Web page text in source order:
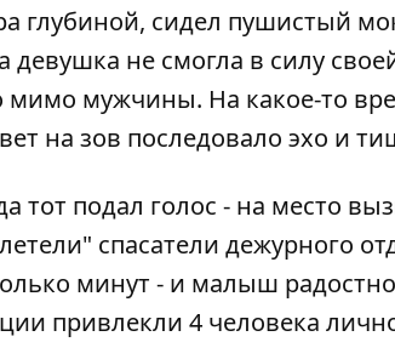
глубиной, сидел пушистый
не смогла в силу
мимо мужчины. На какое-то
на зов последовало эхо и
подал голос - на место
спасатели дежурного
минут - и малыш
привлекли 4 человека